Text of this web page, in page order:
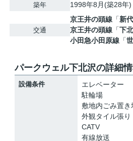
築年 1998年8月(築28年)
交通
京王井の頭線 「新
京王井の頭線 「下
小田急小田原線 「
パークウェル下北沢の詳細
設備条件
エレベーター
駐輪場
敷地内ごみ置き
外観タイル張り
CATV
有線放送